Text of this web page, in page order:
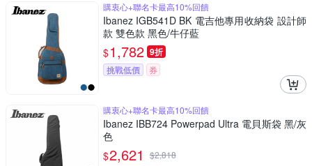
購衷心+聯名卡最高10%回饋
Ibanez IGB541D BK 電吉他專用收納袋 設計師
款 雙色款 黑色/牛仔藍
$1,782 9折
挑戰低價 券
購衷心+聯名卡最高10%回饋
Ibanez IBB724 Powerpad Ultra 電貝斯袋 黑/灰
色
$2,621 $2,818